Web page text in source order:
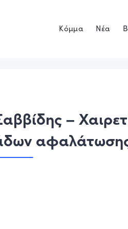
Κόμμα Νέα
–